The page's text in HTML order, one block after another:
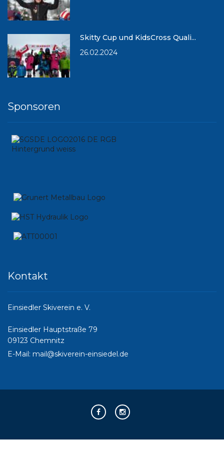
Skitty Cup und KidsCross Quali...
26.02.2024
Sponsoren
Kontakt
Einsiedler Skiverein e. V.
Einsiedler Hauptstraße 79
09123 Chemnitz
E-Mail: mail@skiverein-einsiedel.de